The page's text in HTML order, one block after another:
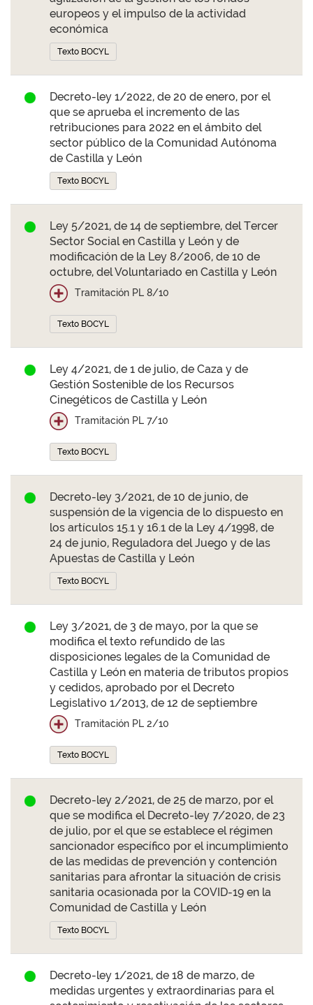
europeos y el impulso de la actividad
económica
Texto BOCYL
Decreto-ley 1/2022, de 20 de enero, por el
que se aprueba el incremento de las
retribuciones para 2022 en el ámbito del
sector público de la Comunidad Autónoma
de Castilla y León
Texto BOCYL
Ley 5/2021, de 14 de septiembre, del Tercer
Sector Social en Castilla y León y de
modificación de la Ley 8/2006, de 10 de
octubre, del Voluntariado en Castilla y León
Tramitación PL 8/10
Texto BOCYL
Ley 4/2021, de 1 de julio, de Caza y de
Gestión Sostenible de los Recursos
Cinegéticos de Castilla y León
Tramitación PL 7/10
Texto BOCYL
Decreto-ley 3/2021, de 10 de junio, de
suspensión de la vigencia de lo dispuesto en
los artículos 15.1 y 16.1 de la Ley 4/1998, de
24 de junio, Reguladora del Juego y de las
Apuestas de Castilla y León
Texto BOCYL
Ley 3/2021, de 3 de mayo, por la que se
modifica el texto refundido de las
disposiciones legales de la Comunidad de
Castilla y León en materia de tributos propios
y cedidos, aprobado por el Decreto
Legislativo 1/2013, de 12 de septiembre
Tramitación PL 2/10
Texto BOCYL
Decreto-ley 2/2021, de 25 de marzo, por el
que se modifica el Decreto-ley 7/2020, de 23
de julio, por el que se establece el régimen
sancionador específico por el incumplimiento
de las medidas de prevención y contención
sanitarias para afrontar la situación de crisis
sanitaria ocasionada por la COVID-19 en la
Comunidad de Castilla y León
Texto BOCYL
Decreto-ley 1/2021, de 18 de marzo, de
medidas urgentes y extraordinarias para el